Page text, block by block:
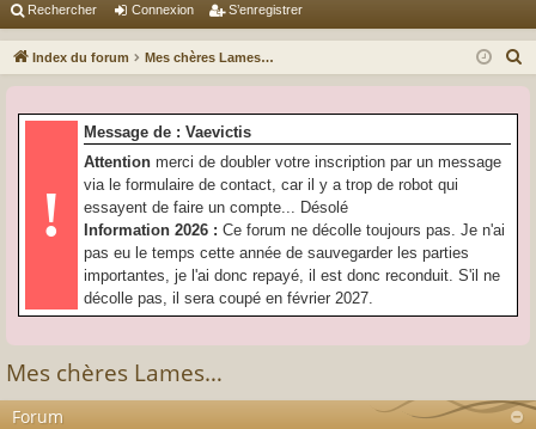
cc
ès
pi
or
u
s
ne
on
nr
ist
Rechercher Connexion S’enregistrer
Index du forum Mes chères Lames…
!
Message de : Vaevictis
Attention merci de doubler votre inscription par un message
via le formulaire de contact, car il y a trop de robot qui
essayent de faire un compte... Désolé
Information 2026 : Ce forum ne décolle toujours pas. Je n'ai
pas eu le temps cette année de sauvegarder les parties
importantes, je l'ai donc repayé, il est donc reconduit. S'il ne
décolle pas, il sera coupé en février 2027.
Mes chères Lames…
Forum